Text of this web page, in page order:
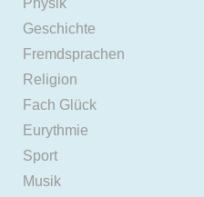
Geschichte
Fremdsprachen
Religion
Fach Glück
Eurythmie
Sport
Musik